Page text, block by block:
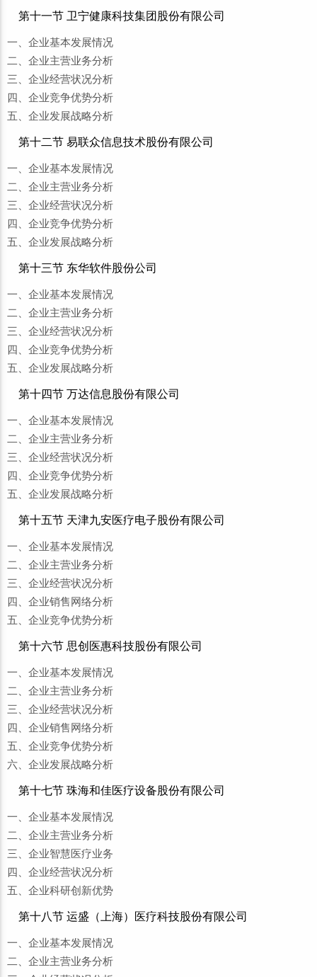
第十一节 卫宁健康科技集团股份有限公司
一、企业基本发展情况
二、企业主营业务分析
三、企业经营状况分析
四、企业竞争优势分析
五、企业发展战略分析
第十二节 易联众信息技术股份有限公司
一、企业基本发展情况
二、企业主营业务分析
三、企业经营状况分析
四、企业竞争优势分析
五、企业发展战略分析
第十三节 东华软件股份公司
一、企业基本发展情况
二、企业主营业务分析
三、企业经营状况分析
四、企业竞争优势分析
五、企业发展战略分析
第十四节 万达信息股份有限公司
一、企业基本发展情况
二、企业主营业务分析
三、企业经营状况分析
四、企业竞争优势分析
五、企业发展战略分析
第十五节 天津九安医疗电子股份有限公司
一、企业基本发展情况
二、企业主营业务分析
三、企业经营状况分析
四、企业销售网络分析
五、企业竞争优势分析
第十六节 思创医惠科技股份有限公司
一、企业基本发展情况
二、企业主营业务分析
三、企业经营状况分析
四、企业销售网络分析
五、企业竞争优势分析
六、企业发展战略分析
第十七节 珠海和佳医疗设备股份有限公司
一、企业基本发展情况
二、企业主营业务分析
三、企业智慧医疗业务
四、企业经营状况分析
五、企业科研创新优势
第十八节 运盛（上海）医疗科技股份有限公司
一、企业基本发展情况
二、企业主营业务分析